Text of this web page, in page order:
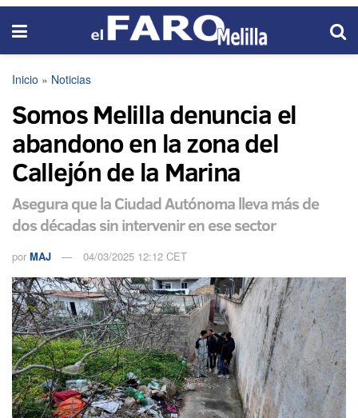
Inicio » Noticias
Somos Melilla denuncia el
abandono en la zona del
Callejón de la Marina
Asegura que la Ciudad Autónoma lleva más de
dos décadas sin intervenir en ese sector
por MAJ 04/03/2025 12:12 CET